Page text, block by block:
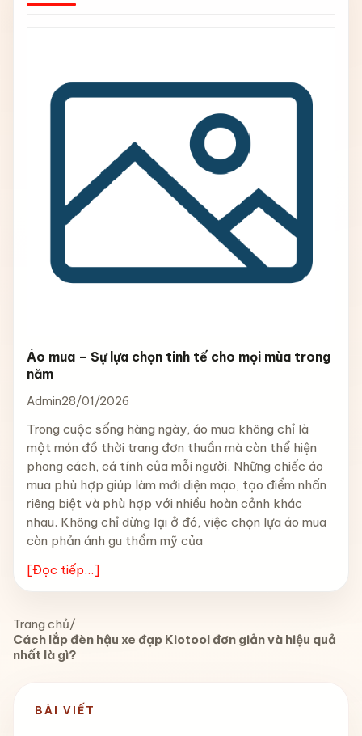
Áo mua – Sự lựa chọn tinh tế cho mọi mùa trong
năm
Admin28/01/2026
Trong cuộc sống hàng ngày, áo mua không chỉ là
một món đồ thời trang đơn thuần mà còn thể hiện
phong cách, cá tính của mỗi người. Những chiếc áo
mua phù hợp giúp làm mới diện mạo, tạo điểm nhấn
riêng biệt và phù hợp với nhiều hoàn cảnh khác
nhau. Không chỉ dừng lại ở đó, việc chọn lựa áo mua
còn phản ánh gu thẩm mỹ của
[Đọc tiếp...]
Trang chủ/
Cách lắp đèn hậu xe đạp Kiotool đơn giản và hiệu quả
nhất là gì?
BÀI VIẾT